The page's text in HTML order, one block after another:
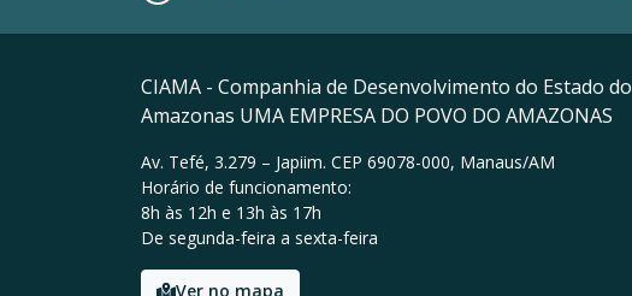
CIAMA - Companhia de Desenvolvimento do Estado do
Amazonas UMA EMPRESA DO POVO DO AMAZONAS
Av. Tefé, 3.279 – Japiim. CEP 69078-000, Manaus/AM
Horário de funcionamento:
8h às 12h e 13h às 17h
De segunda-feira a sexta-feira
Ver no mapa